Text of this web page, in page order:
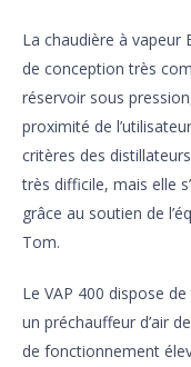
La chaudière à vapeur
de conception très
réservoir sous
proximité de
critères des
très difficile, mais elle
grâce au soutien de
Tom.
Le VAP 400 dispose
un préchauffeur d’air
de fonctionnement